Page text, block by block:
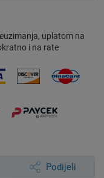
uplatom na
i na rate
Podijeli